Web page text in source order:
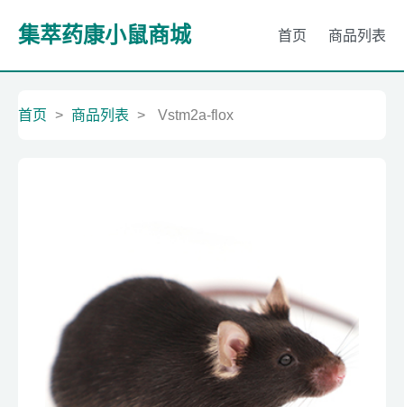
集萃药康小鼠商城 首页 商品列表
首页 > 商品列表 > Vstm2a-flox